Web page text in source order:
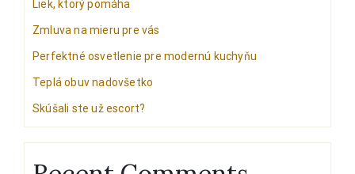
Liek, ktorý pomáha
Zmluva na mieru pre vás
Perfektné osvetlenie pre modernú kuchyňu
Teplá obuv nadovšetko
Skúšali ste už escort?